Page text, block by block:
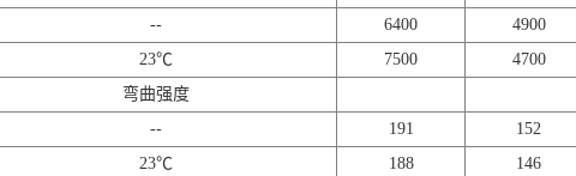
--
6400 4900
23℃
7500 4700
弯曲强度
--
191 152
23℃
188 146